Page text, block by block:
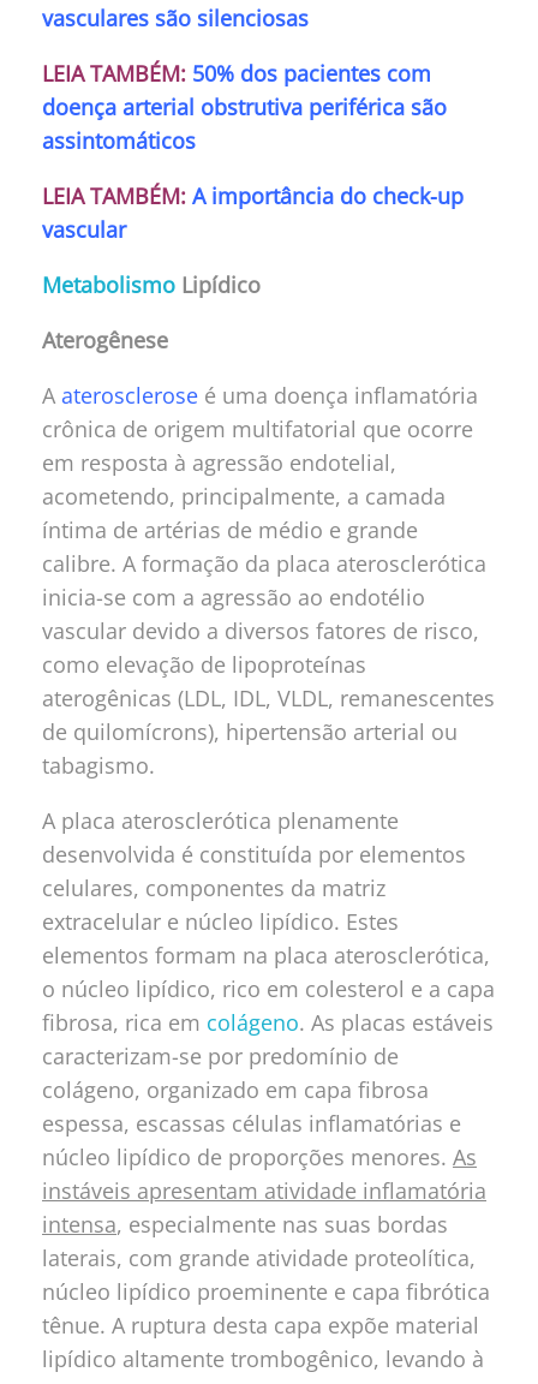
vasculares são silenciosas
LEIA TAMBÉM: 50% dos pacientes com
doença arterial obstrutiva periférica são
assintomáticos
LEIA TAMBÉM: A importância do check-up
vascular
Metabolismo Lipídico
Aterogênese
A aterosclerose é uma doença inflamatória
crônica de origem multifatorial que ocorre
em resposta à agressão endotelial,
acometendo, principalmente, a camada
íntima de artérias de médio e grande
calibre. A formação da placa aterosclerótica
inicia-se com a agressão ao endotélio
vascular devido a diversos fatores de risco,
como elevação de lipoproteínas
aterogênicas (LDL, IDL, VLDL, remanescentes
de quilomícrons), hipertensão arterial ou
tabagismo.
A placa aterosclerótica plenamente
desenvolvida é constituída por elementos
celulares, componentes da matriz
extracelular e núcleo lipídico. Estes
elementos formam na placa aterosclerótica,
o núcleo lipídico, rico em colesterol e a capa
fibrosa, rica em colágeno. As placas estáveis
caracterizam-se por predomínio de
colágeno, organizado em capa fibrosa
espessa, escassas células inflamatórias e
núcleo lipídico de proporções menores. As
instáveis apresentam atividade inflamatória
intensa, especialmente nas suas bordas
laterais, com grande atividade proteolítica,
núcleo lipídico proeminente e capa fibrótica
tênue. A ruptura desta capa expõe material
lipídico altamente trombogênico, levando à